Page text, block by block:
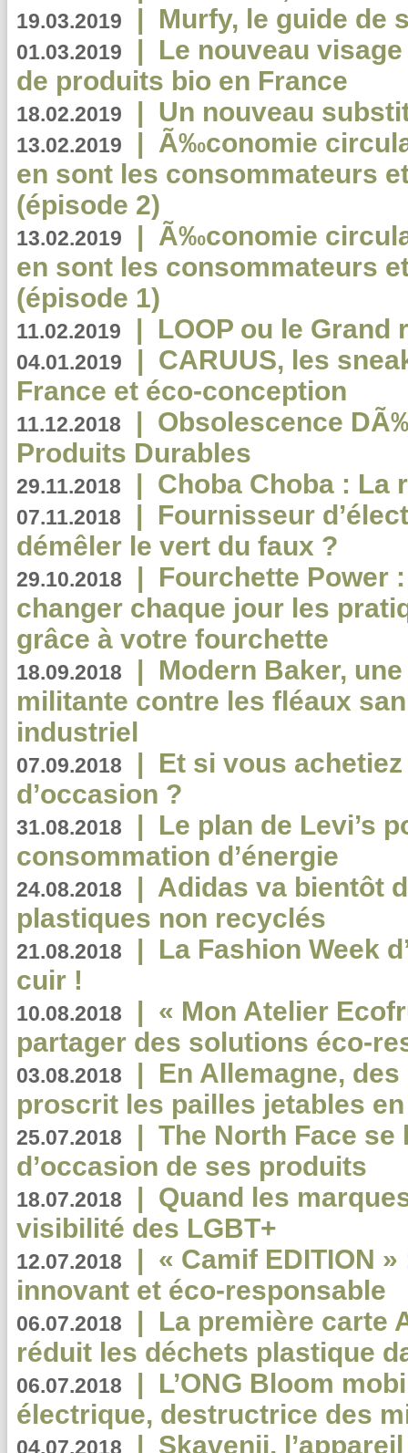
19.03.2019 | Murfy, le guide de
01.03.2019 | Le nouveau
de produits bio en France
18.02.2019 | Un nouveau
13.02.2019 | Ã‰conomie
en sont les consommateurs
(épisode 2)
13.02.2019 | Ã‰conomie
en sont les consommateurs
(épisode 1)
11.02.2019 | LOOP ou le Grand
04.01.2019 | CARUUS, les
France et éco-conception
11.12.2018 | Obsolescence
Produits Durables
29.11.2018 | Choba Choba : La
07.11.2018 | Fournisseur
démêler le vert du faux ?
29.10.2018 | Fourchette Power
changer chaque jour les
grâce à votre fourchette
18.09.2018 | Modern Baker,
militante contre les fléaux
industriel
07.09.2018 | Et si vous
d’occasion ?
31.08.2018 | Le plan de Levi’s
consommation d’énergie
24.08.2018 | Adidas va bientôt
plastiques non recyclés
21.08.2018 | La Fashion Week
cuir !
10.08.2018 | « Mon Atelier
partager des solutions éco-
03.08.2018 | En Allemagne,
proscrit les pailles jetables
25.07.2018 | The North Face se
d’occasion de ses produits
18.07.2018 | Quand les
visibilité des LGBT+
12.07.2018 | « Camif EDITION
innovant et éco-responsable
06.07.2018 | La première carte
réduit les déchets plastique
06.07.2018 | L’ONG Bloom
électrique, destructrice des
04.07.2018 | Skavenji,